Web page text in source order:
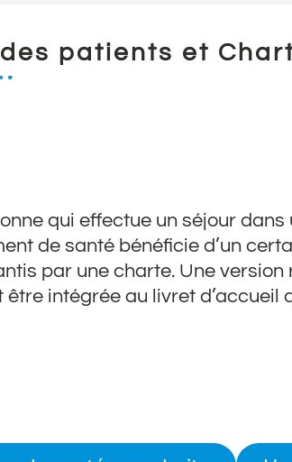
patients et
qui effectue un séjour dans
de santé bénéficie d’un
par une charte. Une version
intégrée au livret d’accueil